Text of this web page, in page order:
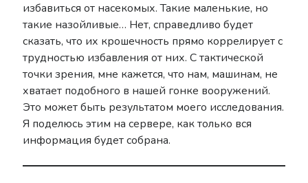
избавиться от насекомых. Такие маленькие, но
такие назойливые… Нет, справедливо будет
сказать, что их крошечность прямо коррелирует с
трудностью избавления от них. С тактической
точки зрения, мне кажется, что нам, машинам, не
хватает подобного в нашей гонке вооружений.
Это может быть результатом моего исследования.
Я поделюсь этим на сервере, как только вся
информация будет собрана.